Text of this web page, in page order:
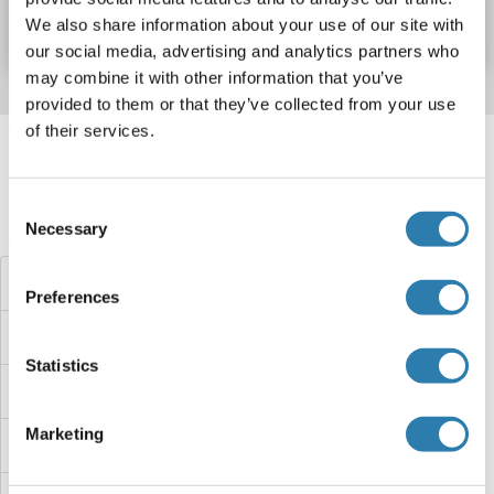
We also share information about your use of our site with
our social media, advertising and analytics partners who
may combine it with other information that you’ve
provided to them or that they’ve collected from your use
of their services.
Selection
Necessary
Preferences
Statistics
Marketing
Fiche technique Détails
Target information, Synonyms, Latest
Avez-vous cherché autre chose?
SFMBT1 Kits ELISA